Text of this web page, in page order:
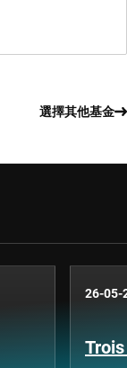
選擇其他基金
26-05-